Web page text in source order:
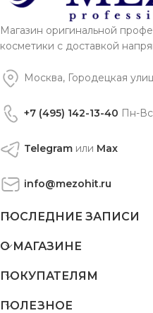
Магазин оригинальной
косметики с доставкой
Москва, Городецкая
+7 (495) 142-13-40 Пн-Вс
Telegram или Max
info@mezohit.ru
ПОСЛЕДНИЕ ЗАПИСИ
О МАГАЗИНЕ
ПОКУПАТЕЛЯМ
ПОЛЕЗНОЕ